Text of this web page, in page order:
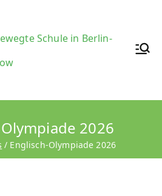
am
Schule in Berlin-
2026
Englisch-Olympiade 2026